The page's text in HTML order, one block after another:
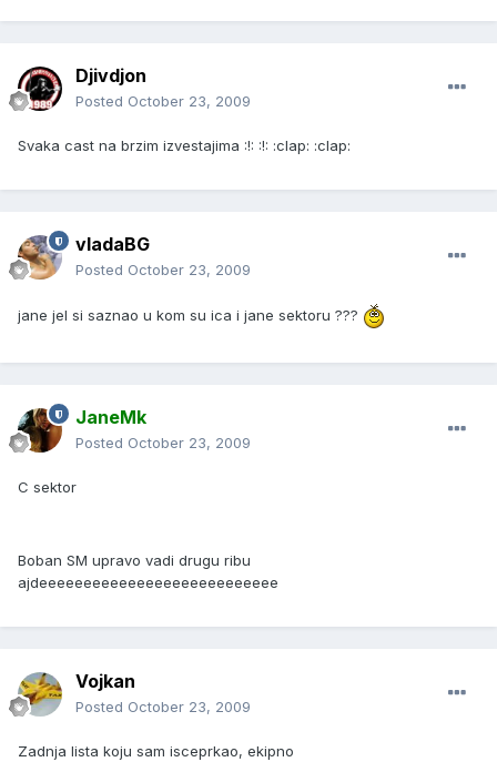
Djivdjon
Posted October 23, 2009
Svaka cast na brzim izvestajima :!: :!: :clap: :clap:
vladaBG
Posted October 23, 2009
jane jel si saznao u kom su ica i jane sektoru ???
JaneMk
Posted October 23, 2009
C sektor
Boban SM upravo vadi drugu ribu
ajdeeeeeeeeeeeeeeeeeeeeeeeeeee
Vojkan
Posted October 23, 2009
Zadnja lista koju sam isceprkao, ekipno